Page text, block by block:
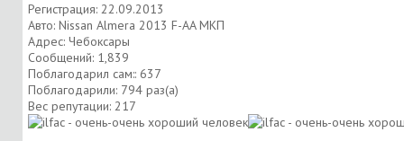
Регистрация: 22.09.2013
Авто: Nissan Almera 2013 F-AA МКП
Адрес: Чебоксары
Сообщений: 1,839
Поблагодарил сам:: 637
Поблагодарили: 794 раз(а)
Вес репутации: 217